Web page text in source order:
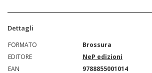
Dettagli
FORMATO
Brossura
EDITORE
NeP edizioni
EAN
9788855001014